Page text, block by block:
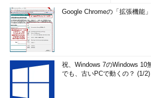
Google Chromeの「拡張機能
祝、Windows 7のWindows 10
でも、古いPCで動くの？ (1/2)